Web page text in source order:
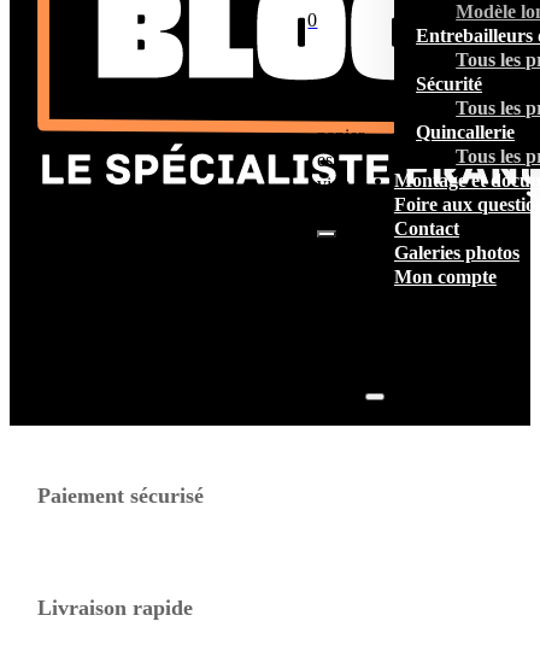
Modèle
Entrebailleurs
Tous les
Sécurité
Tous les
Quincallerie
Tous les
Montage et
Foire aux
Contact
Galeries photos
Mon compte
0
panier
est
vide.
Paiement sécurisé
Livraison rapide